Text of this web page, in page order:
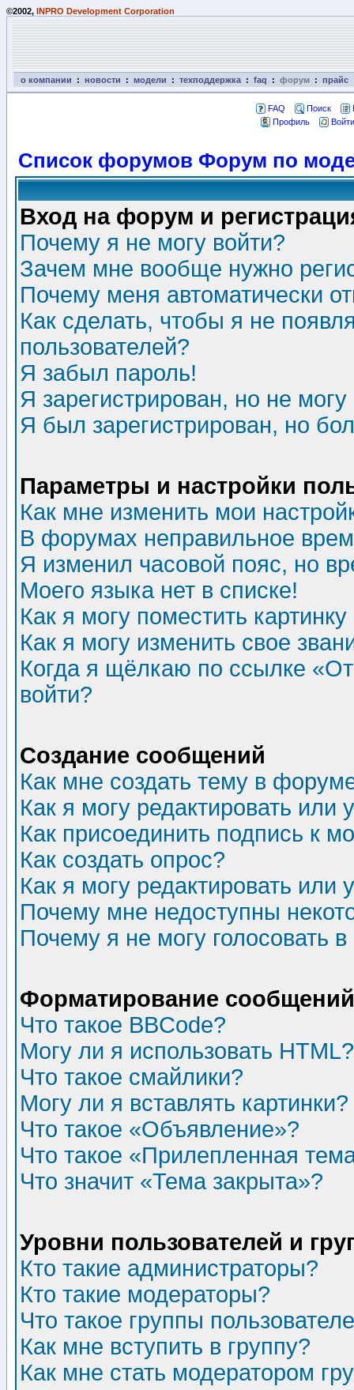
©2002, INPRO Development Corporation
о компании : новости : модели : техподдержка : faq : форум : прайс
FAQ Поиск
Профиль
Список форумов Форум по
Вход на форум и
Почему я не могу войти?
Зачем мне вообще нужно
Почему меня автоматически
Как сделать, чтобы я не
пользователей?
Я забыл пароль!
Я зарегистрирован, но не могу
Я был зарегистрирован, но
Параметры и настройки
Как мне изменить мои
В форумах неправильное
Я изменил часовой пояс, но
Моего языка нет в списке!
Как я могу поместить
Как я могу изменить свое
Когда я щёлкаю по ссылке
войти?
Создание сообщений
Как мне создать тему в
Как я могу редактировать или
Как присоединить подпись к
Как создать опрос?
Как я могу редактировать или
Почему мне недоступны
Почему я не могу голосовать
Форматирование
Что такое BBCode?
Могу ли я использовать HTML?
Что такое смайлики?
Могу ли я вставлять картинки?
Что такое «Объявление»?
Что такое «Прилепленная
Что значит «Тема закрыта»?
Уровни пользователей и
Кто такие администраторы?
Кто такие модераторы?
Что такое группы
Как мне вступить в группу?
Как мне стать модератором